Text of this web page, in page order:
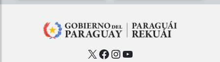
X Facebook
Instagram
YouTube